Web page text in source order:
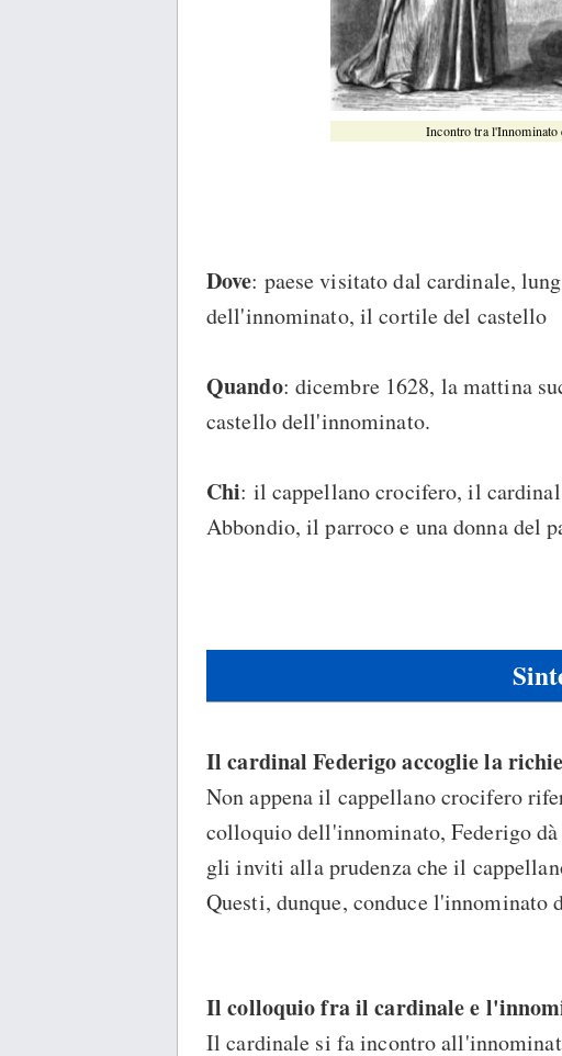
Incontro tra l'Innominato
Dove: paese visitato dal cardinale,
dell'innominato, il cortile del castello
Quando: dicembre 1628, la mattina
castello dell'innominato.
Chi: il cappellano crocifero, il
Abbondio, il parroco e una donna del
Il cardinal Federigo accoglie la
Non appena il cappellano crocifero
colloquio dell'innominato, Federigo
gli inviti alla prudenza che il
Questi, dunque, conduce l'innominato
Il colloquio fra il cardinale e
Il cardinale si fa incontro